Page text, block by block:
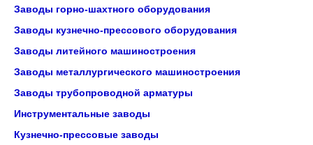
Заводы горно-шахтного оборудования
Заводы кузнечно-прессового оборудования
Заводы литейного машиностроения
Заводы металлургического машиностроения
Заводы трубопроводной арматуры
Инструментальные заводы
Кузнечно-прессовые заводы